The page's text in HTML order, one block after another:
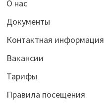
О нас
Документы
Контактная информация
Вакансии
Тарифы
Правила посещения